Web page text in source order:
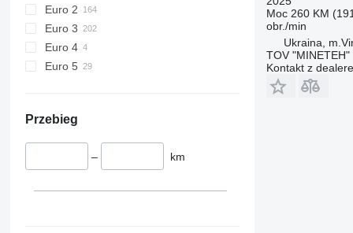
Euro 2
Euro 3
Euro 4
Euro 5
Przebieg
– km
Moc 260 KM
obr./min
Ukraina,
TOV "MINETEH"
Kontakt z